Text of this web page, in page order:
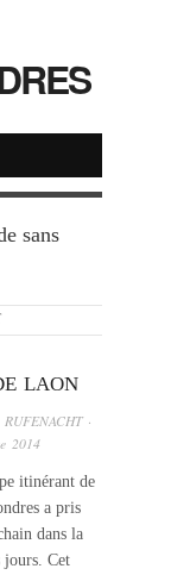
sans
LAON
·
2014
itinérant de
a pris
dans la
jours. Cet